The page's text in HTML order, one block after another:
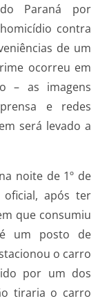
Paraná por
contra
de um
ocorreu em
– as imagens
e redes
será levado a
noite de 1º de
oficial, após ter
que consumiu
um posto de
o carro
por um dos
tiraria o carro